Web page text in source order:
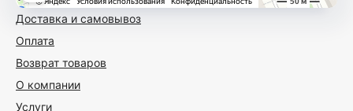
Доставка и самовывоз
Оплата
Возврат товаров
О компании
Услуги